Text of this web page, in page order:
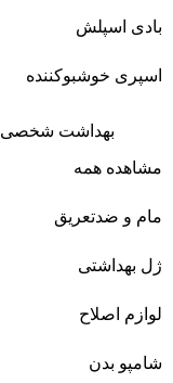
بادی اسپلش
اسپری خوشبوکننده
بهداشت شخصی
مشاهده همه
مام و ضدتعریق
ژل بهداشتی
لوازم اصلاح
شامپو بدن